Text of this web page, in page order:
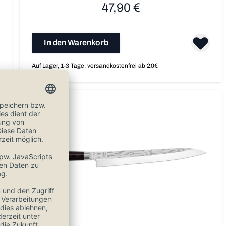
47,90 €
In den Warenkorb
Auf Lager, 1-3 Tage, versandkostenfrei ab 20€